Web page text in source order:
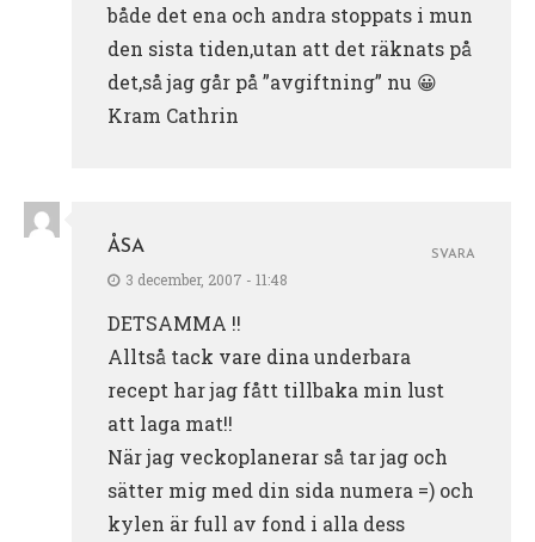
både det ena och andra stoppats i mun
den sista tiden,utan att det räknats på
det,så jag går på ”avgiftning” nu 😀
Kram Cathrin
ÅSA
3 december, 2007 - 11:48
DETSAMMA !!
Alltså tack vare dina underbara
recept har jag fått tillbaka min lust
att laga mat!!
När jag veckoplanerar så tar jag och
sätter mig med din sida numera =) och
kylen är full av fond i alla dess
SVARA